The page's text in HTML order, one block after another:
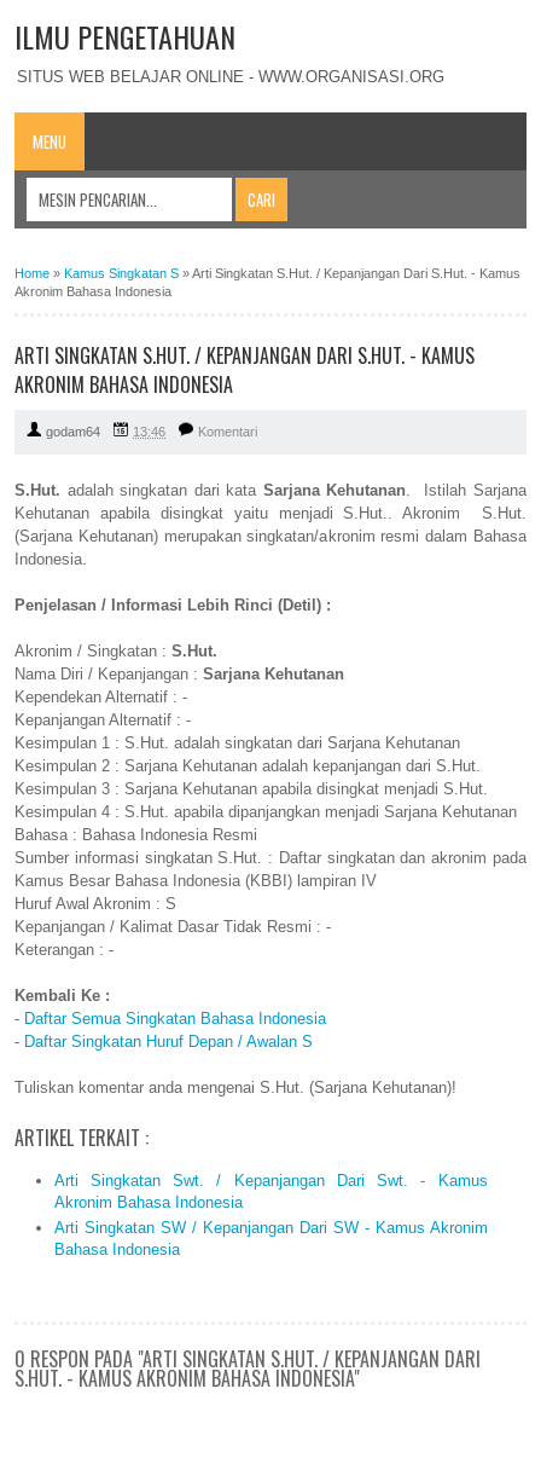
ILMU PENGETAHUAN
SITUS WEB BELAJAR ONLINE - WWW.ORGANISASI.ORG
MENU
Home » Kamus Singkatan S »Arti Singkatan S.Hut. / Kepanjangan Dari S.Hut. - Kamus
Akronim Bahasa Indonesia
ARTI SINGKATAN S.HUT. / KEPANJANGAN DARI S.HUT. - KAMUS
AKRONIM BAHASA INDONESIA
godam64 13:46 Komentari
S.Hut. adalah singkatan dari kata Sarjana Kehutanan. Istilah Sarjana
Kehutanan apabila disingkat yaitu menjadi S.Hut.. Akronim S.Hut.
(Sarjana Kehutanan) merupakan singkatan/akronim resmi dalam Bahasa
Indonesia.
Penjelasan / Informasi Lebih Rinci (Detil) :
Akronim / Singkatan : S.Hut.
Nama Diri / Kepanjangan : Sarjana Kehutanan
Kependekan Alternatif : -
Kepanjangan Alternatif : -
Kesimpulan 1 : S.Hut. adalah singkatan dari Sarjana Kehutanan
Kesimpulan 2 : Sarjana Kehutanan adalah kepanjangan dari S.Hut.
Kesimpulan 3 : Sarjana Kehutanan apabila disingkat menjadi S.Hut.
Kesimpulan 4 : S.Hut. apabila dipanjangkan menjadi Sarjana Kehutanan
Bahasa : Bahasa Indonesia Resmi
Sumber informasi singkatan S.Hut. : Daftar singkatan dan akronim pada
Kamus Besar Bahasa Indonesia (KBBI) lampiran IV
Huruf Awal Akronim : S
Kepanjangan / Kalimat Dasar Tidak Resmi : -
Keterangan : -
Kembali Ke :
- Daftar Semua Singkatan Bahasa Indonesia
- Daftar Singkatan Huruf Depan / Awalan S
Tuliskan komentar anda mengenai S.Hut. (Sarjana Kehutanan)!
ARTIKEL TERKAIT :
Arti Singkatan Swt. / Kepanjangan Dari Swt. - Kamus
Akronim Bahasa Indonesia
Arti Singkatan SW / Kepanjangan Dari SW - Kamus Akronim
Bahasa Indonesia
0 RESPON PADA "ARTI SINGKATAN S.HUT. / KEPANJANGAN DARI
S.HUT. - KAMUS AKRONIM BAHASA INDONESIA"